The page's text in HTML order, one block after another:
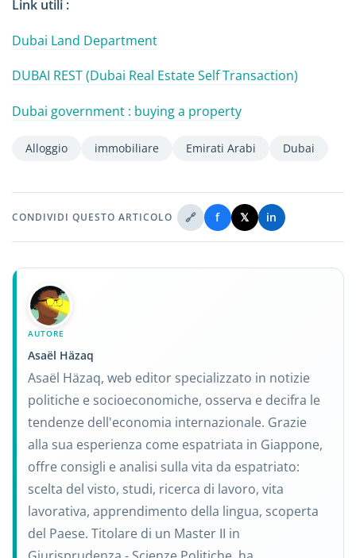
Link utili :
Dubai Land Department
DUBAI REST (Dubai Real Estate Self Transaction)
Dubai government : buying a property
Alloggio immobiliare Emirati Arabi Dubai
CONDIVIDI QUESTO ARTICOLO 🔗 f 𝕏 in
AUTORE
Asaël Häzaq
Asaël Häzaq, web editor specializzato in notizie
politiche e socioeconomiche, osserva e decifra le
tendenze dell'economia internazionale. Grazie
alla sua esperienza come espatriata in Giappone,
offre consigli e analisi sulla vita da espatriato:
scelta del visto, studi, ricerca di lavoro, vita
lavorativa, apprendimento della lingua, scoperta
del Paese. Titolare di un Master II in